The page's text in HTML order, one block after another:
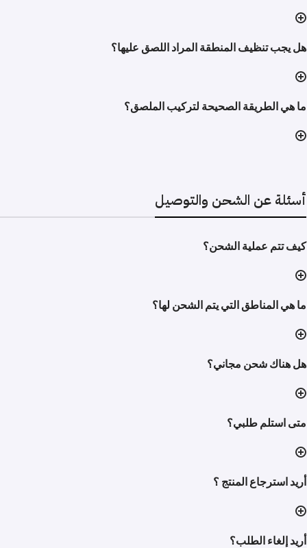
هل يجب تنظيف المنطقة المراد اللصق عليها؟
ما هي الطريقة الصحيحة لتركيب الملصق؟
أسئلة عن الشحن والتوصيل
كيف تتم عملية الشحن؟
ما هي المناطق التي يتم الشحن لها؟
هل هناك شحن مجاني؟
متى استلم طلبي؟
أريد استرجاع المنتج ؟
أريد إلغاء الطلب؟